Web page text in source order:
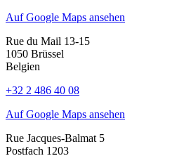
Auf Google Maps ansehen
Rue du Mail 13-15
1050 Brüssel
Belgien
+32 2 486 40 08
Auf Google Maps ansehen
Rue Jacques-Balmat 5
Postfach 1203